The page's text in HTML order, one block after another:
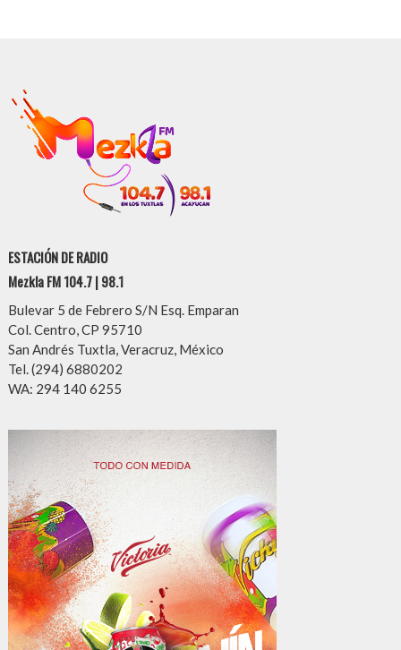
ESTACIÓN DE RADIO
Mezkla FM 104.7 | 98.1
Bulevar 5 de Febrero S/N Esq. Emparan
Col. Centro, CP 95710
San Andrés Tuxtla, Veracruz, México
Tel. (294) 6880202
WA: 294 140 6255